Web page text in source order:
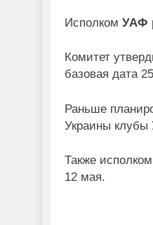
Исполком УАФ
Комитет
базовая дата
Раньше
Украины
Также
12 мая.